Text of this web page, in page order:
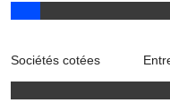
Sociétés cotées